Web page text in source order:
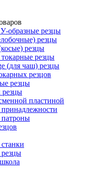
образные резцы
резцы
резцы
резцы
(для чаш) резцы
резцов
резцы
резцы
пластиной